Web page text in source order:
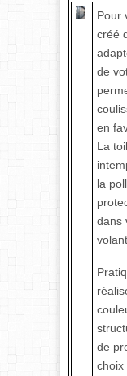
Pour
créé
de
en
La
la
dans
de
choix